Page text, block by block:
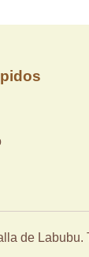
de Labubu.